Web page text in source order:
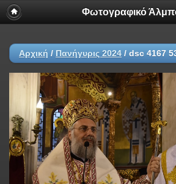
Φωτογραφικό
Αρχική / Πανήγυρις 2024 / dsc 4167